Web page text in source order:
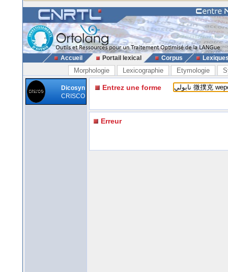
Accueil Portail lexical Corpus
Morphologie Lexicographie Etymologie
Dicosyn
CRISCO
Entrez une forme
Erreur